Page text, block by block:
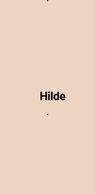
Hilde